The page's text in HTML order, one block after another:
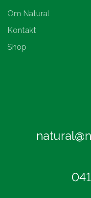
Om Natural
Kontakt
Shop